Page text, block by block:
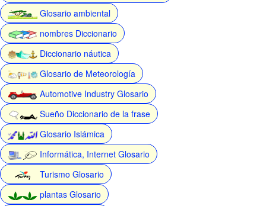
Glosario ambiental
nombres Diccionario
Diccionario náutica
Glosario de Meteorología
Automotive Industry Glosario
Sueño Diccionario de la frase
Glosario Islámica
Informática, Internet Glosario
Turismo Glosario
plantas Glosario